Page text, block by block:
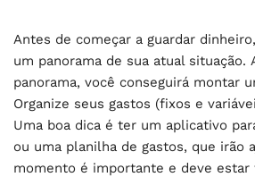
Antes de começar a guardar
um panorama de sua atual situação.
panorama, você conseguirá montar
Organize seus gastos (fixos e
Uma boa dica é ter um aplicativo
ou uma planilha de gastos, que irão
momento é importante e deve estar